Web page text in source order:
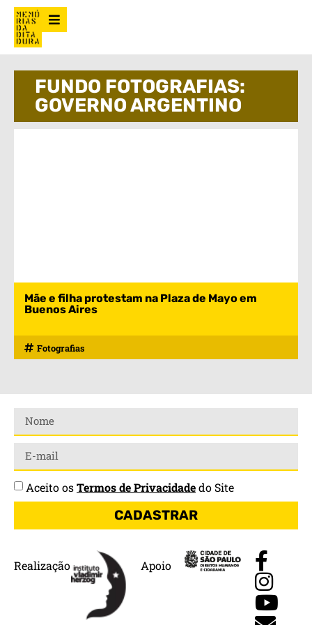
FUNDO FOTOGRAFIAS:
GOVERNO ARGENTINO
Mãe e filha protestam na Plaza de Mayo em
Buenos Aires
Fotografias
Realização Apoio
Aceito osTermos de Privacidadedo Site
CADASTRAR